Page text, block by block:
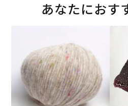
あなたにおす